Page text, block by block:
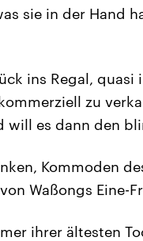
sie in der Hand
ins Regal, quasi
zu
will es dann den
Kommoden
Waßongs Eine-
ihrer ältesten